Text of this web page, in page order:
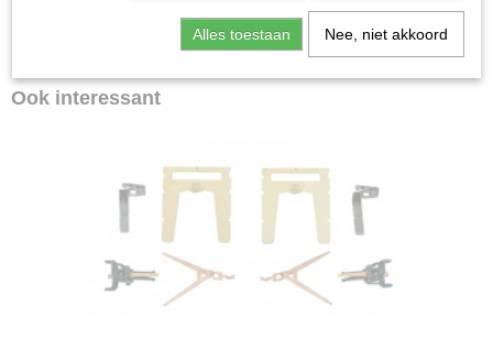
Ook interessant
Alles toestaan Nee, niet akkoord